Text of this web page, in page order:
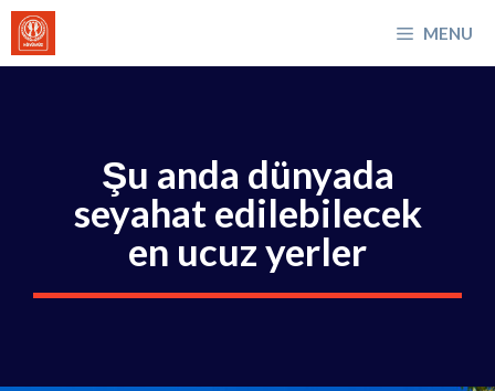
İçeriğe
atla
MENU
Şu anda dünyada
seyahat edilebilecek
en ucuz yerler